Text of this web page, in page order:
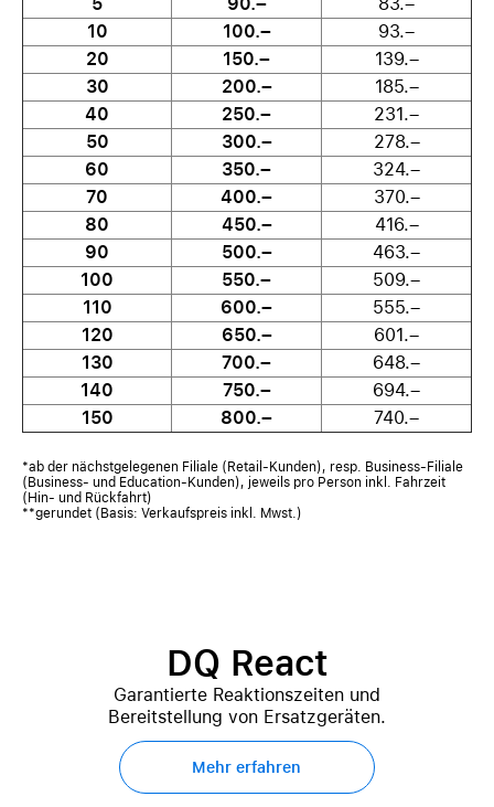
10
100.–
93.–
20
150.–
139.–
30
200.–
185.–
40
250.–
231.–
50
300.–
278.–
60
350.–
324.–
70
400.–
370.–
80
450.–
416.–
90
500.–
463.–
100
550.–
509.–
110
600.–
555.–
120
650.–
601.–
130
700.–
648.–
140
750.–
694.–
150
800.– 740.–
*ab der nächstgelegenen Filiale (Retail-Kunden), resp. Business-Filiale
(Business- und Education-Kunden), jeweils pro Person inkl. Fahrzeit
(Hin- und Rückfahrt)
**gerundet (Basis: Verkaufspreis inkl. Mwst.)
DQ React
Garantierte Reaktionszeiten und
Bereitstellung von Ersatzgeräten.
Mehr erfahren